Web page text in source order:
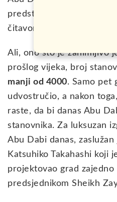
predstavlja jedan od
čitavom svijetu.
Ali, ono što je zanimljivo
prošlog vijeka, broj
manji od 4000. Samo pet
udvostručio, a nakon
raste, da bi danas Abu
stanovnika. Za luksuzan
Abu Dabi danas,
Katsuhiko Takahashi koji
projektovao grad zajedno
predsjednikom Sheikh